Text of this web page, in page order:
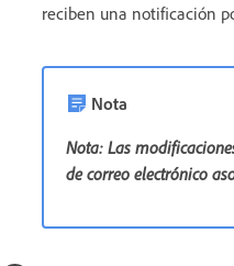
reciben una notificación
Nota
Nota: Las
de correo electrónico